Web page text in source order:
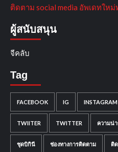
ติดตาม social media อัพเดทให
ผู้สนับสนุน
จีคลับ
Tag
FACEBOOK IG INSTAGRAM
TWIITER TWITTER ความน่
ชุดบิกินี ช่องทางการติดตาม ติ